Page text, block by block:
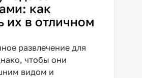
как
их в отличном
развлечение для
чтобы они
видом и